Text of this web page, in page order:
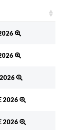
2026
2026